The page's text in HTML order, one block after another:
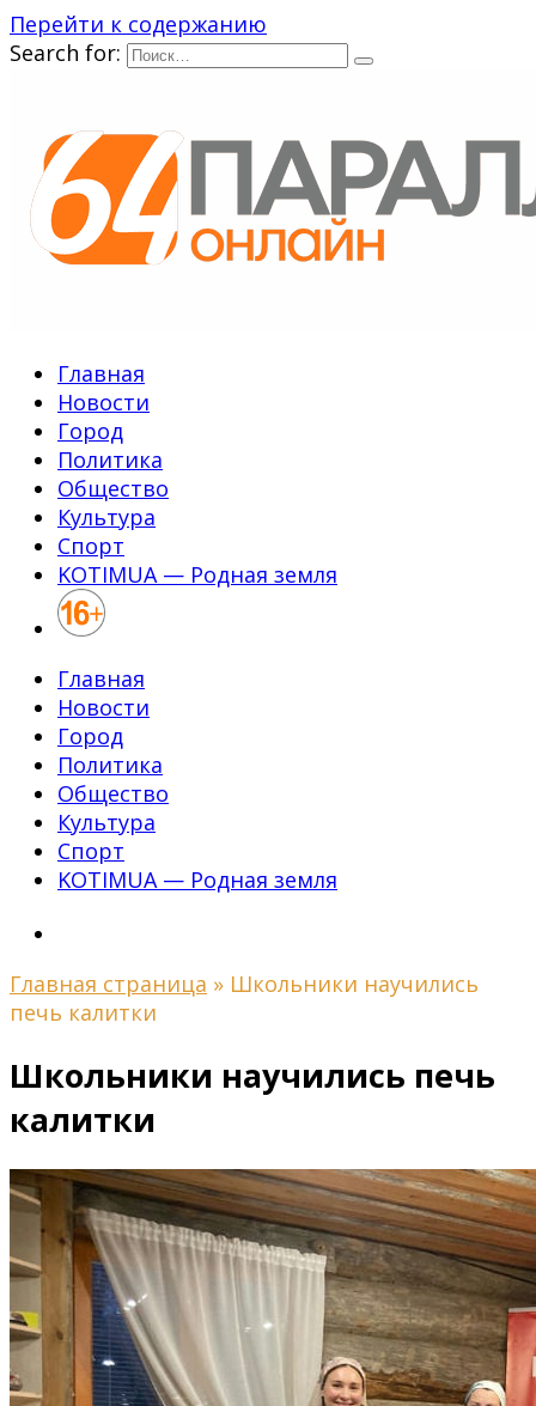
Перейти к содержанию
Search for:
Главная
Новости
Город
Политика
Общество
Культура
Спорт
KOTIMUA — Родная земля
Главная
Новости
Город
Политика
Общество
Культура
Спорт
KOTIMUA — Родная земля
Главная страница » Школьники научились
печь калитки
Школьники научились печь
калитки